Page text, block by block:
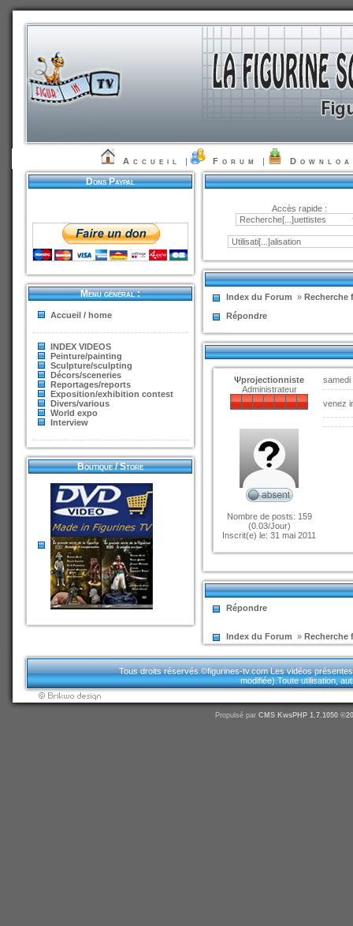
Accueil | Forum |
Dons Paypal
Menu général :
Accueil / home
INDEX VIDEOS
Peinture/painting
Sculpture/sculpting
Décors/sceneries
Reportages/reports
Exposition/exhibition contest
Divers/various
World expo
Interview
Boutique / Store
Accès rapide :
Index du Forum » Recherche
Répondre
Ψprojectionniste
Administrateur
Nombre de posts: 159
(0.03/Jour)
Inscrit(e) le: 31 mai 2011
venez
Répondre
Index du Forum » Recherche
Tous droits réservés.©figurines-tv.com Les vidéos
modifiée).Toute utilisation,
Propulsé par CMS KwsPHP 1.7.1050